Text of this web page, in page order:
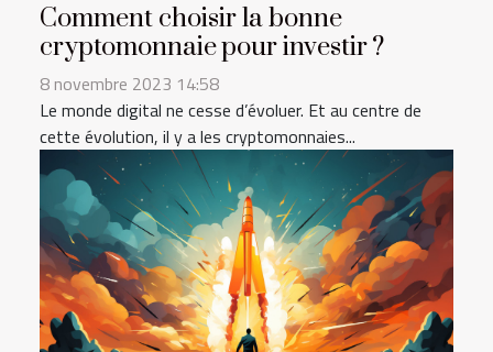
Comment choisir la bonne
cryptomonnaie pour investir ?
8 novembre 2023 14:58
Le monde digital ne cesse d’évoluer. Et au centre de
cette évolution, il y a les cryptomonnaies...